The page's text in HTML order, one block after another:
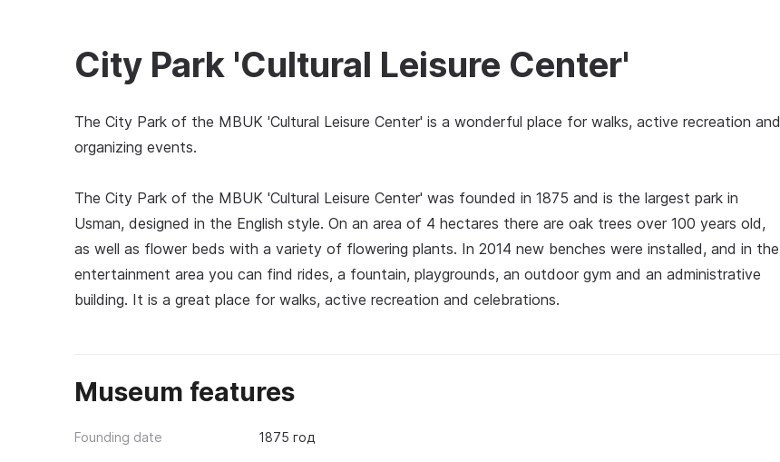
City Park 'Cultural Leisure Center'
The City Park of the MBUK 'Cultural Leisure Center' is a wonderful place for walks, active recreation and
organizing events.
The City Park of the MBUK 'Cultural Leisure Center' was founded in 1875 and is the largest park in
Usman, designed in the English style. On an area of 4 hectares there are oak trees over 100 years old,
as well as flower beds with a variety of flowering plants. In 2014 new benches were installed, and in the
entertainment area you can find rides, a fountain, playgrounds, an outdoor gym and an administrative
building. It is a great place for walks, active recreation and celebrations.
Museum features
Founding date 1875 год